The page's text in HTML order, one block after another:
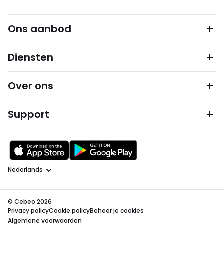
Ons aanbod
Diensten
Over ons
Support
Taal
© Cebeo 2026
Privacy policyCookie policyBeheer je cookies
Algemene voorwaarden